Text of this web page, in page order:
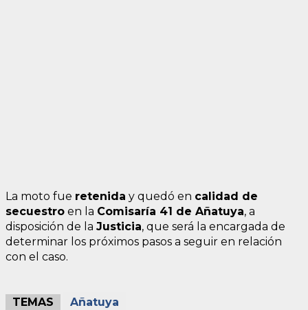
La moto fue retenida y quedó en calidad de
secuestro en la Comisaría 41 de Añatuya, a
disposición de la Justicia, que será la encargada de
determinar los próximos pasos a seguir en relación
con el caso.
TEMAS Añatuya